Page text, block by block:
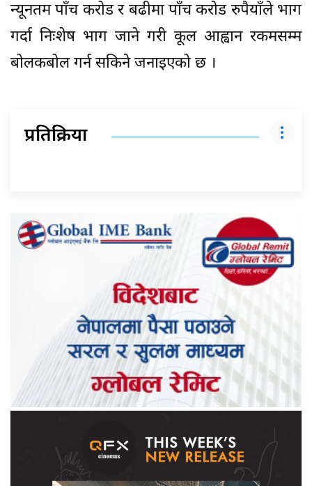
न्यूनतम पाँच करोड र बढीमा पाँच करोड रुपैयाँले भाग
गर्दा निःशेष भाग जाने गरी कूल आह्वान रकमसम्म
बोलकबोल गर्न सकिने जनाइएको छ ।
प्रतिक्रिया